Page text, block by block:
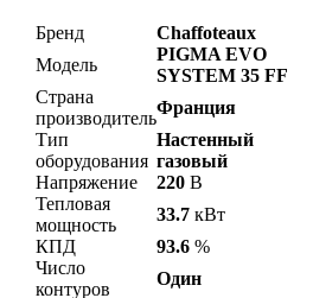
Бренд
Chaffoteaux
Модель
PIGMA EVO
SYSTEM 35 FF
Страна
производитель
Франция
Тип
оборудования
Настенный
газовый
Напряжение
220 В
Тепловая
мощность
33.7 кВт
КПД
93.6 %
Число
контуров
Один